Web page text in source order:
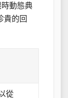
動態典
貴的回
從